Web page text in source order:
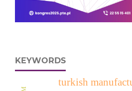
KEYWORDS
turkish